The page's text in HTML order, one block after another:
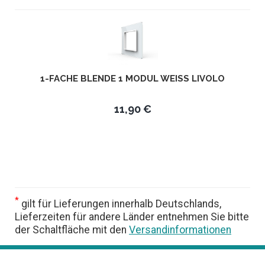
1-FACHE BLENDE 1 MODUL WEISS LIVOLO
11,90 €
* gilt für Lieferungen innerhalb Deutschlands,
Lieferzeiten für andere Länder entnehmen Sie bitte
der Schaltfläche mit den Versandinformationen